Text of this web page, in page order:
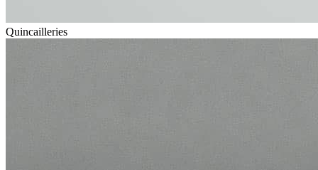
Quincailleries